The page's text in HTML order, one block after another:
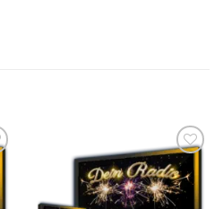
Auf die
Wunschliste
setzen